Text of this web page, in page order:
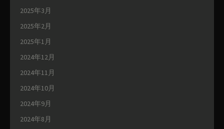
2025年3月
2025年2月
2025年1月
2024年12月
2024年11月
2024年10月
2024年9月
2024年8月